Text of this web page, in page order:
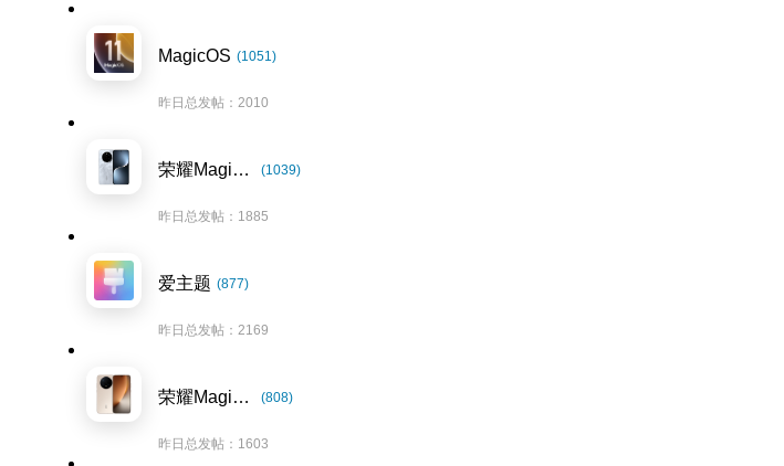
MagicOS (1051)
昨日总发帖：2010
荣耀Magic7系列 (1039)
昨日总发帖：1885
爱主题 (877)
昨日总发帖：2169
荣耀Magic8系列 (808)
昨日总发帖：1603